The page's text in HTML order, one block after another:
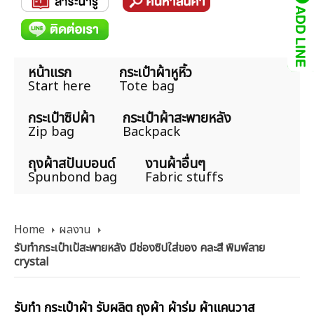
หน้าแรก
Start here
กระเป๋าผ้าหูหิ้ว
Tote bag
กระเป๋าซิปผ้า
Zip bag
กระเป๋าผ้าสะพายหลัง
Backpack
ถุงผ้าสปันบอนด์
Spunbond bag
งานผ้าอื่นๆ
Fabric stuffs
Home
ผลงาน
รับทำกระเป๋าเป้สะพายหลัง มีช่องซิปใส่ของ คละสี พิมพ์ลาย
crystal
รับทำ กระเป๋าผ้า รับผลิต ถุงผ้า ผ้าร่ม ผ้าแคนวาส